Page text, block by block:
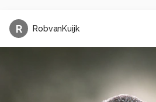
R RobvanKuijk